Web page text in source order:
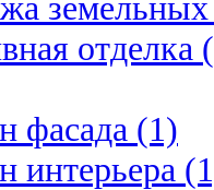
отделка
фасада (1)
интерьера